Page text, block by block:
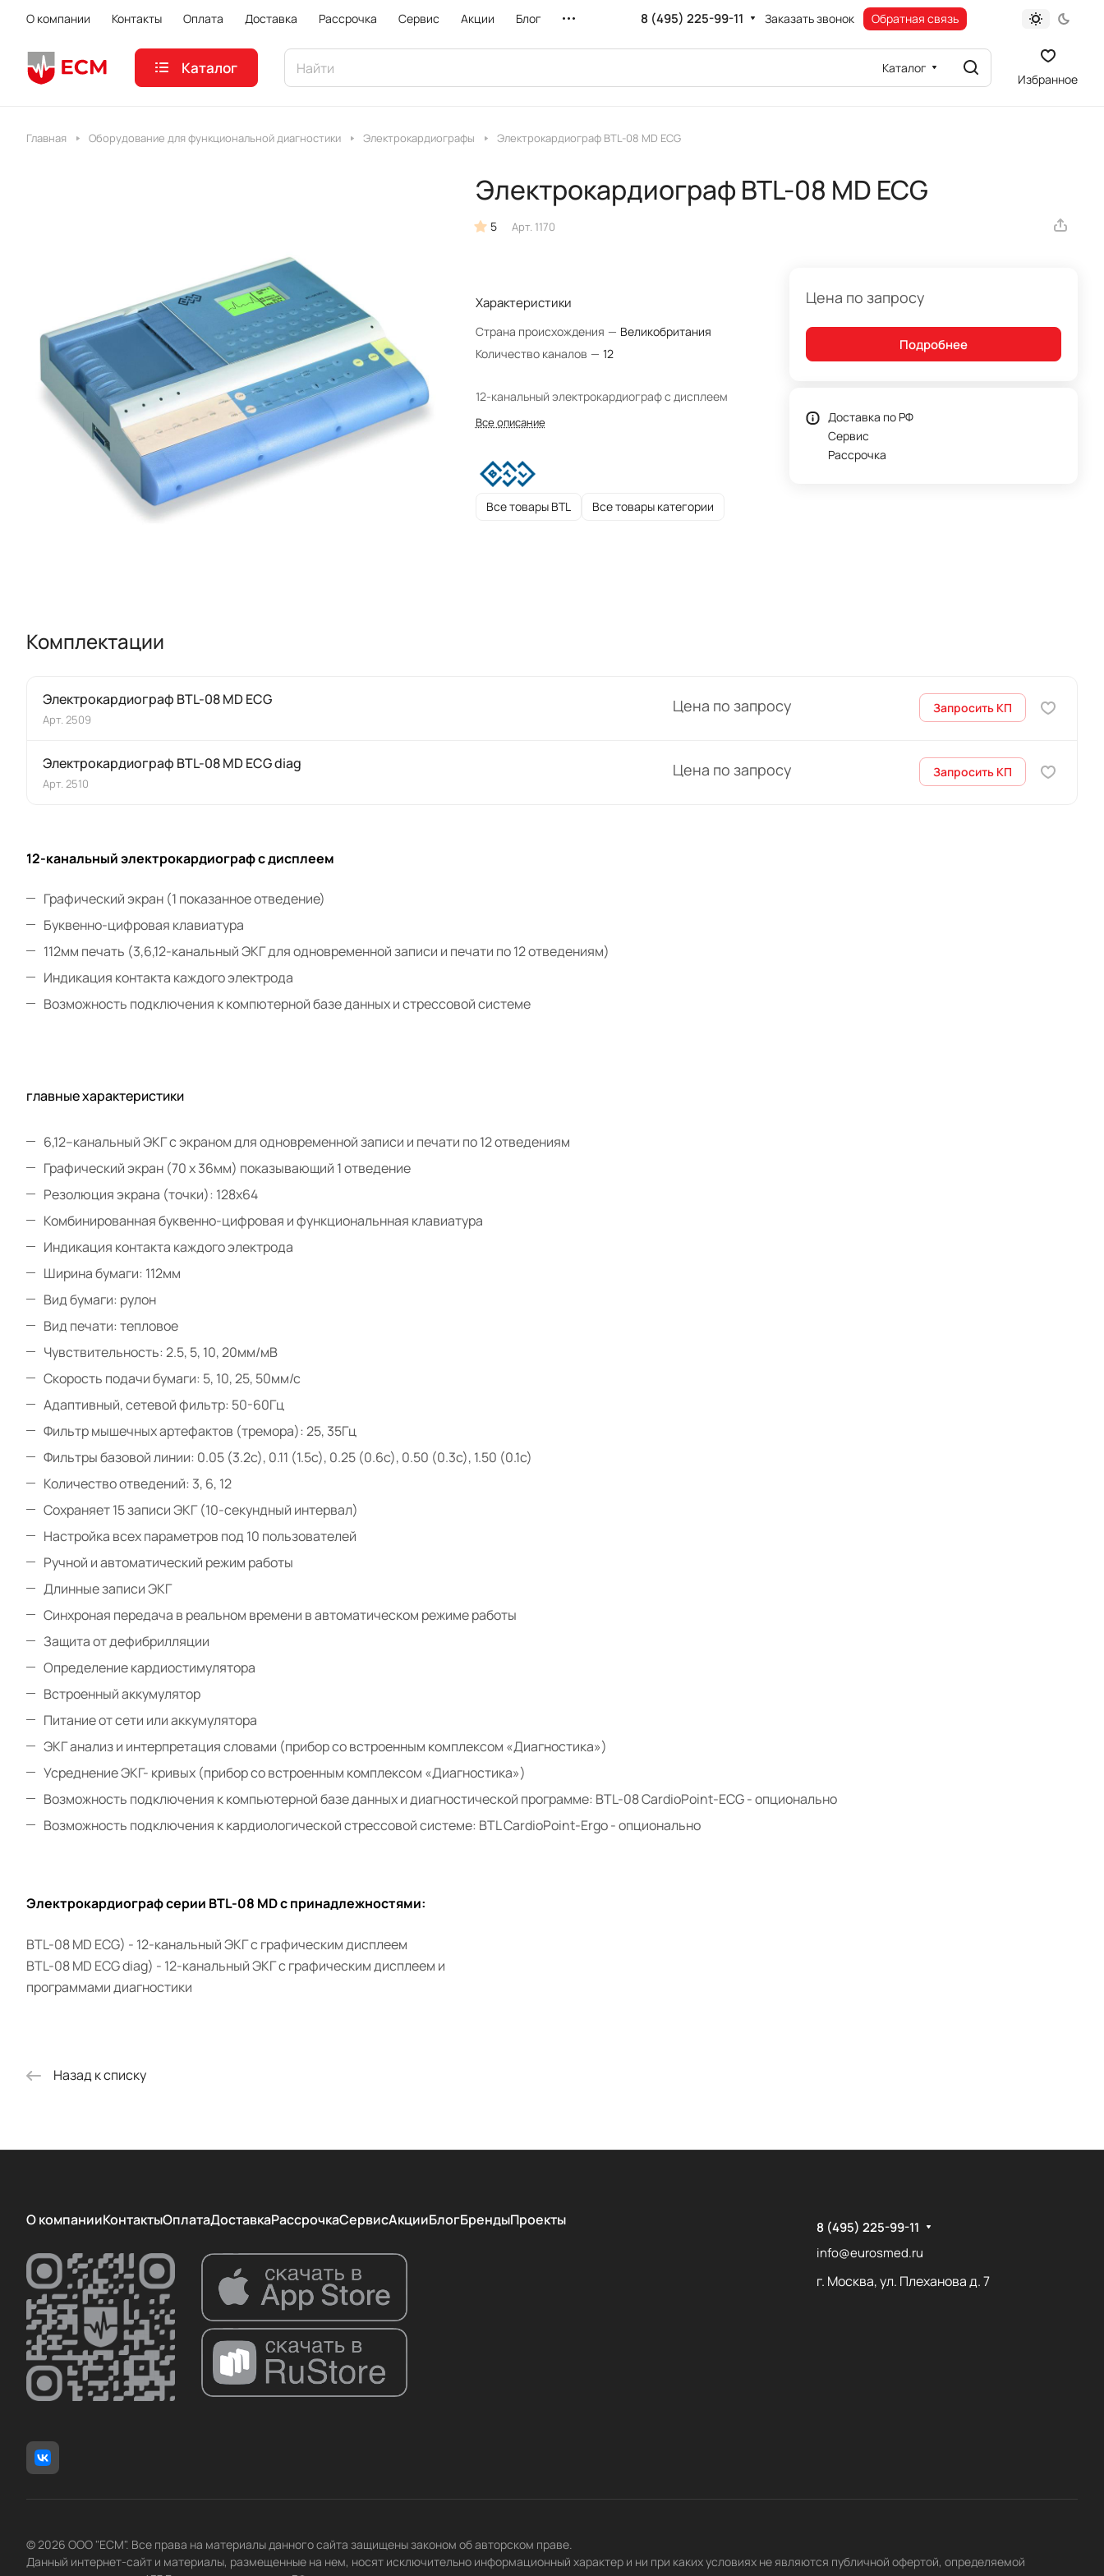
О компании Контакты Оплата Доставка Рассрочка Сервис Акции Блог 8 (495) 225-99-11 Заказать звонок Обратная связь
Каталог Каталог
Избранное
Главная Оборудование для функциональной диагностики Электрокардиографы Электрокардиограф BTL-08 MD ECG
Электрокардиограф BTL-08 MD ECG
5 Арт. 1170
Характеристики
Страна происхождения — Великобритания
Количество каналов — 12
12-канальный электрокардиограф с дисплеем
Все описание
Все товары BTL Все товары категории
Цена по запросу
Подробнее
Доставка по РФ
Сервис
Рассрочка
Комплектации
Электрокардиограф BTL-08 MD ECG
Арт. 2509
Цена по запросу Запросить КП
Электрокардиограф BTL-08 MD ECG diag
Арт. 2510
Цена по запросу Запросить КП
12-канальный электрокардиограф с дисплеем
Графический экран (1 показанное отведение)
Буквенно-цифровая клавиатура
112мм печать (3,6,12-канальный ЭКГ для одновременной записи и печати по 12 отведениям)
Индикация контакта каждого электрода
Возможность подключения к компютерной базе данных и стрессовой системе
главные характеристики
6,12--канальный ЭКГ с экраном для одновременной записи и печати по 12 отведениям
Графический экран (70 x 36мм) показывающий 1 отведение
Резолюция экрана (точки): 128x64
Комбинированная буквенно-цифровая и функциональнная клавиатура
Индикация контакта каждого электрода
Ширина бумаги: 112мм
Вид бумаги: рулон
Вид печати: тепловое
Чувствительность: 2.5, 5, 10, 20мм/мВ
Скорость подачи бумаги: 5, 10, 25, 50мм/с
Адаптивный, сетевой фильтр: 50-60Гц
Фильтр мышечных артефактов (тремора): 25, 35Гц
Фильтры базовой линии: 0.05 (3.2с), 0.11 (1.5с), 0.25 (0.6с), 0.50 (0.3с), 1.50 (0.1с)
Количество отведений: 3, 6, 12
Сохраняет 15 записи ЭКГ (10-секундный интервал)
Настройка всех параметров под 10 пользователей
Ручной и автоматический режим работы
Длинные записи ЭКГ
Синхроная передача в реальном времени в автоматическом режиме работы
Защита от дефибрилляции
Определение кардиостимулятора
Встроенный аккумулятор
Питание от сети или аккумулятора
ЭКГ анализ и интерпретация словами (прибор со встроенным комплексом «Диагностика»)
Усреднение ЭКГ- кривых (прибор со встроенным комплексом «Диагностика»)
Возможность подключения к компьютерной базе данных и диагностической программе: BTL-08 CardioPoint-ECG - опционально
Возможность подключения к кардиологической стрессовой системе: BTL CardioPoint-Ergo - опционально
Электрокардиограф серии BTL-08 MD с принадлежностями:
BTL-08 MD ECG) - 12-канальный ЭКГ с графическим дисплеем
BTL-08 MD ECG diag) - 12-канальный ЭКГ с графическим дисплеем и
программами диагностики
Назад к списку
О компанииКонтактыОплатаДоставкаРассрочкаСервисАкцииБлогБрендыПроекты
8 (495) 225-99-11
info@eurosmed.ru
г. Москва, ул. Плеханова д. 7
© 2026 ООО "ЕСМ". Все права на материалы данного сайта защищены законом об авторском праве.
Данный интернет-сайт и материалы, размещенные на нем, носят исключительно информационный характер и ни при каких условиях не являются публичной офертой, определяемой